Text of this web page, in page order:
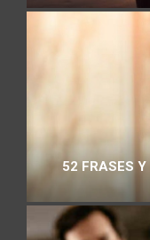
52 FRASES Y